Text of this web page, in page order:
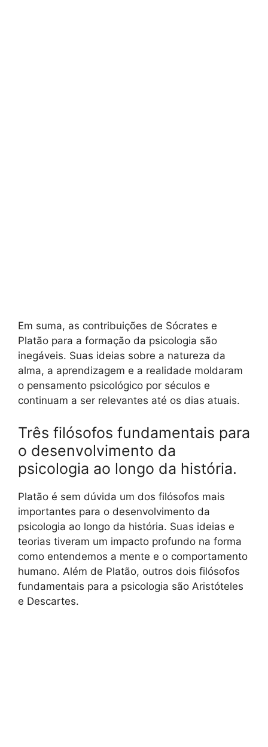
Em suma, as contribuições de Sócrates e
Platão para a formação da psicologia são
inegáveis. Suas ideias sobre a natureza da
alma, a aprendizagem e a realidade moldaram
o pensamento psicológico por séculos e
continuam a ser relevantes até os dias atuais.
Três filósofos fundamentais para
o desenvolvimento da
psicologia ao longo da história.
Platão é sem dúvida um dos filósofos mais
importantes para o desenvolvimento da
psicologia ao longo da história. Suas ideias e
teorias tiveram um impacto profundo na forma
como entendemos a mente e o comportamento
humano. Além de Platão, outros dois filósofos
fundamentais para a psicologia são Aristóteles
e Descartes.